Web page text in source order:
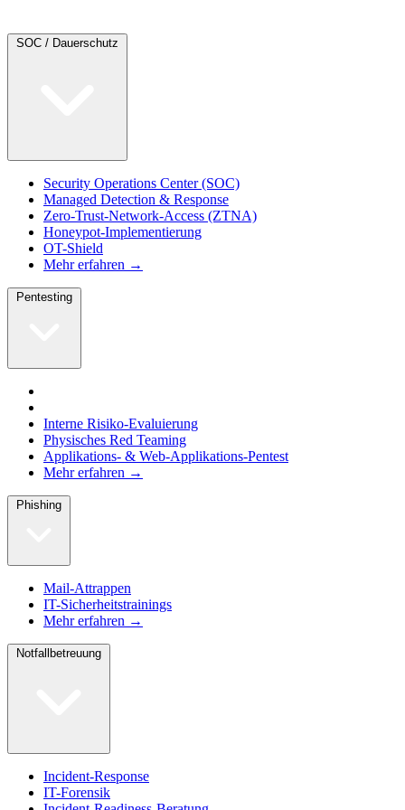
Security Operations Center (SOC)
Managed Detection & Response
Zero-Trust-Network-Access (ZTNA)
Honeypot-Implementierung
OT-Shield
Mehr erfahren →
Interne Risiko-Evaluierung
Physisches Red Teaming
Applikations- & Web-Applikations-Pentest
Mehr erfahren →
Mail-Attrappen
IT-Sicherheitstrainings
Mehr erfahren →
Incident-Response
IT-Forensik